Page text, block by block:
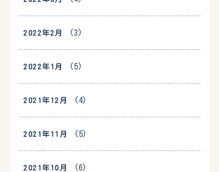
2022年2月 (3)
2022年1月 (5)
2021年12月 (4)
2021年11月 (5)
2021年10月 (6)